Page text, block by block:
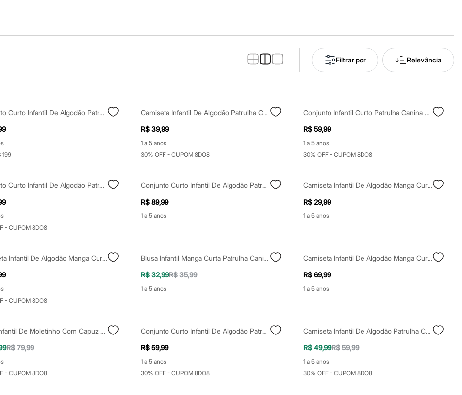
Filtrar por Relevância
Conjunto Curto Infantil De Algodão Patrulha Canina Cinza
199
Camiseta Infantil De Algodão Patrulha Canina Off White
R$ 39,99
1 a 5 anos
30% OFF - CUPOM 8DO8
Conjunto Infantil Curto Patrulha Canina Listrado Off White
R$ 59,99
1 a 5 anos
30% OFF - CUPOM 8DO8
Conjunto Curto Infantil De Algodão Patrulha Canina Bege
- CUPOM 8DO8
Conjunto Curto Infantil De Algodão Patrulha Canina Off White
R$ 89,99
1 a 5 anos
Camiseta Infantil De Algodão Manga Curta Patrulha Canina Off White
R$ 29,99
1 a 5 anos
Camiseta Infantil De Algodão Manga Curta Patrulha Canina Off White
- CUPOM 8DO8
Blusa Infantil Manga Curta Patrulha Canina Off White
R$ 32,99R$ 35,99
1 a 5 anos
Camiseta Infantil De Algodão Manga Curta Patrulha Canina Off White
R$ 69,99
1 a 5 anos
Blusa Infantil De Moletinho Com Capuz Patrulha Canina Cinza
R$ 79,99
- CUPOM 8DO8
Conjunto Curto Infantil De Algodão Patrulha Canina Off White
R$ 59,99
1 a 5 anos
30% OFF - CUPOM 8DO8
Camiseta Infantil De Algodão Patrulha Canina Cinza
R$ 49,99R$ 59,99
1 a 5 anos
30% OFF - CUPOM 8DO8